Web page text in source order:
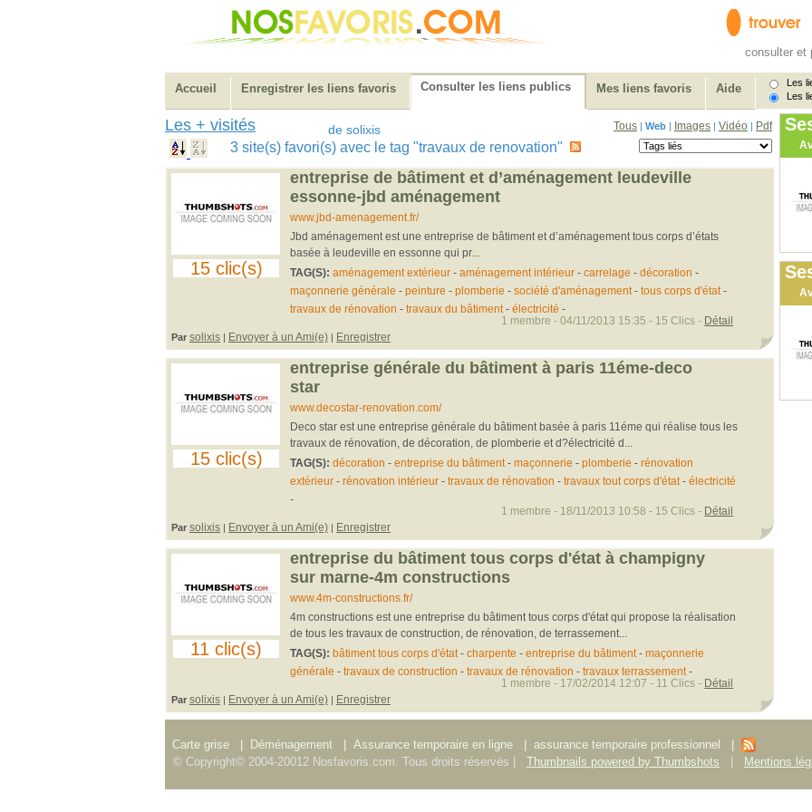
consulter et
Accueil Enregistrer les liens favoris Consulter les liens publics Mes liens favoris Aide
Les
Les
Les + visités de solixis Tous | Web | Images | Vidéo | Pdf
3 site(s) favori(s) avec le tag "travaux de renovation"
15 clic(s)
entreprise de bâtiment et d’aménagement leudeville
essonne-jbd aménagement
www.jbd-amenagement.fr/
Jbd aménagement est une entreprise de bâtiment et d’aménagement tous corps d’états
basée à leudeville en essonne qui pr...
TAG(S): aménagement extérieur- aménagement intérieur- carrelage - décoration -
maçonnerie générale - peinture - plomberie - société d'aménagement- tous corps d'état-
travaux de rénovation - travaux du bâtiment- électricité -
Par solixis | Envoyer à un Ami(e) | Enregistrer
1 membre - 04/11/2013 15:35 - 15 Clics - Détail
15 clic(s)
entreprise générale du bâtiment à paris 11éme-deco
star
www.decostar-renovation.com/
Deco star est une entreprise générale du bâtiment basée à paris 11éme qui réalise tous les
travaux de rénovation, de décoration, de plomberie et d?électricité d...
TAG(S): décoration - entreprise du bâtiment- maçonnerie - plomberie - rénovation
extérieur- rénovation intérieur- travaux de rénovation - travaux tout corps d'état- électricité
-
Par solixis | Envoyer à un Ami(e) | Enregistrer
1 membre - 18/11/2013 10:58 - 15 Clics - Détail
11 clic(s)
entreprise du bâtiment tous corps d'état à champigny
sur marne-4m constructions
www.4m-constructions.fr/
4m constructions est une entreprise du bâtiment tous corps d'état qui propose la réalisation
de tous les travaux de construction, de rénovation, de terrassement...
TAG(S): bâtiment tous corps d'état- charpente - entreprise du bâtiment- maçonnerie
générale - travaux de construction - travaux de rénovation - travaux terrassement-
Par solixis | Envoyer à un Ami(e) | Enregistrer
1 membre - 17/02/2014 12:07 - 11 Clics - Détail
Carte grise Déménagement Assurance temporaire en ligne assurance temporaire professionnel
© Copyright© 2004-20012 Nosfavoris.com. Tous droits réservés |
Thumbnails powered by Thumbshots Mentions